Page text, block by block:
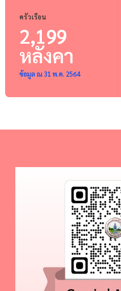
ครัวเรือน
2,199
หลังคา
ข้อมูล ณ 31 พ.ค. 2564